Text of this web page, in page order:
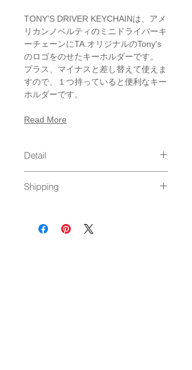
TONY'S DRIVER KEYCHAINは、アメ
リカンノベルティのミニドライバーキ
ーチェーンにTA.オリジナルのTony's
のロゴをのせたキーホルダーです。
プラス、マイナスと差し替えて使えま
すので、１つ持っていると便利なキー
ホルダーです。
Read More
Detail
material : plastic
Shipping
9個以上：通常発送（